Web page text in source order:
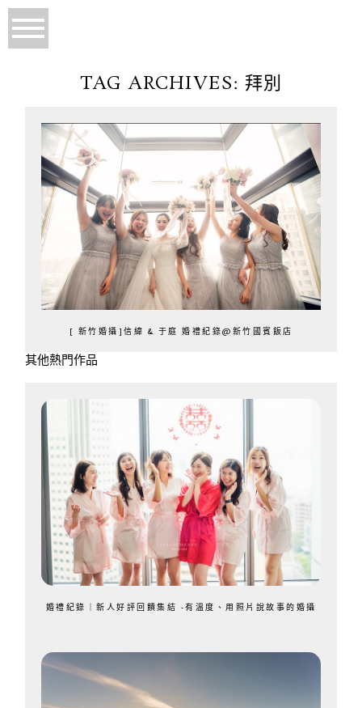
TAG ARCHIVES:拜別
[ 新竹婚攝]信緯 & 于庭 婚禮紀錄@新竹國賓飯店
其他熱門作品
婚禮紀錄｜新人好評回饋集結 -有溫度、用照片說故事的婚攝